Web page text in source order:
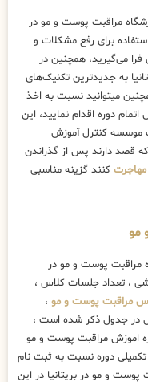
مراقبت پوست و مو در
برای رفع مشکلات و
می‌گیرید، همچنین در
به جدیدترین تکنیک‌های
میتوانید نسبت به اخذ
دوره اقدام نمایید، این
موسسه کنترل آموزش
که قصد دارند پس از گذراندن
مهاجرت کنند گزینه مناسبی
مو
مراقبت پوست و مو در
، تعداد جلسات کلاس ،
مراقبت پوست و مو ،
در جدول ذکر شده است ،
اموزش مراقبت پوست و مو
دوره نسبت به ثبت نام
و مو در بریتانیا در این